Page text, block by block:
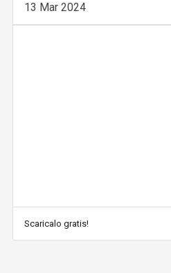
13 Mar 2024
Scaricalo gratis!